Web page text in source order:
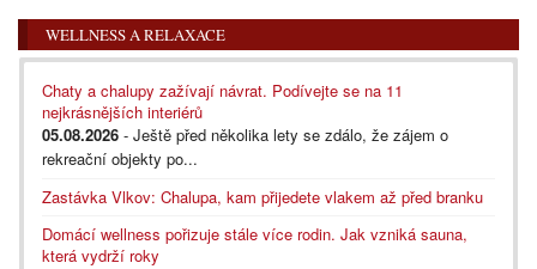
WELLNESS A RELAXACE
Chaty a chalupy zažívají návrat. Podívejte se na 11
nejkrásnějších interiérů
05.08.2026 - Ještě před několika lety se zdálo, že zájem o
rekreační objekty po...
Zastávka Vlkov: Chalupa, kam přijedete vlakem až před branku
Domácí wellness pořizuje stále více rodin. Jak vzniká sauna,
která vydrží roky